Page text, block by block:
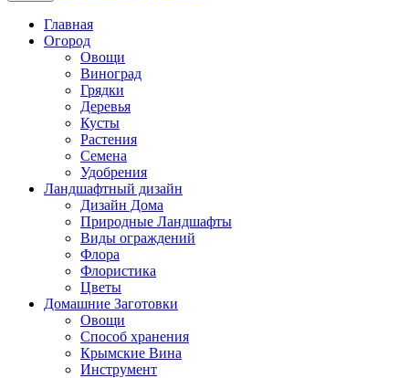
Главная
Огород
Овощи
Виноград
Грядки
Деревья
Кусты
Растения
Семена
Удобрения
Ландшафтный дизайн
Дизайн Дома
Природные Ландшафты
Виды ограждений
Флора
Флористика
Цветы
Домашние Заготовки
Овощи
Способ хранения
Крымские Вина
Инструмент